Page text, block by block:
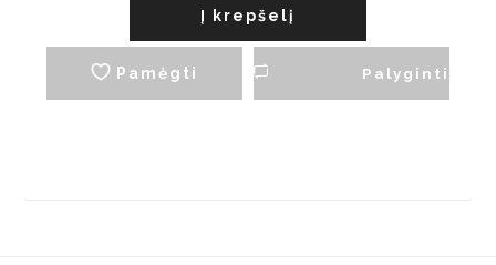
Pamėgti
Į krepšelį
Palyginti